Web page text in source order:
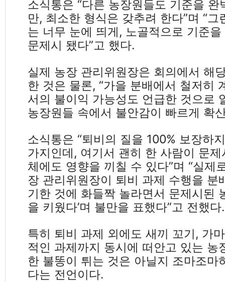
소식통은 “다른 농장원들도 기준을
만, 최소한 형식은 갖추려 한다”며 “
는 너무 눈에 띄게, 노골적으로 기준
문제시 됐다”고 했다.
실제 농장 관리위원장은 회의에서 해
한 것은 물론, “가을 분배에서 철저히
서의 불이익 가능성도 언급한 것으로
농장원들 속에서 불안감이 빠르게 확
소식통은 “퇴비의 질을 100% 보장하
가지인데, 여기서 괜히 한 사람이 문
체에도 영향을 끼칠 수 있다”며 “실제
장 관리위원장이 퇴비 과제 수행을 분
기한 것에 화들짝 놀라면서 문제시된
을 키웠다’며 불만을 표했다”고 전했다.
특히 퇴비 과제 외에도 새끼 꼬기, 가
적인 과제까지 동시에 떠안고 있는 농
한 불똥이 튀는 것은 아닐지 조마조마
다는 전언이다.